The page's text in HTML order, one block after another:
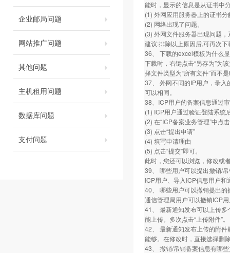
企业邮局问题
网站推广问题
其他问题
主机租用问题
数据库问题
支付问题
能时，显示的信息是从证书中
(1) 外网应用服务器上的证书
(2) 网络出现了问题。
(3) 外网文件服务器出现问题
建议:排除以上原因后,可再次
36、 下载的excel模板为什么
下载时，右键点击“另存为”为
择文件类型为“所有文件”而不
37、 外网不同的IP用户，录
可以相同。
38、ICP用户的备案信息通过
(1) ICP用户通过验证登陆系统
(2) 在“ICP备案业务管理”中点
(3) 点击“提出申请”
(4) 填写申请理由
(5) 点击“提交”即可。
此时，您还可以浏览，修改或
39、 哪些用户可以提出撤销/
ICP用户、导入ICP信息用户
40、 哪些用户可以撤销提出的
通信管理局用户可以撤销ICP
41、 最新通知发布可以上传
能上传。多次点击“上传附件”。
42、 最新通知发布上传的附件
能够。在修改时，直接选择删
43、 撤销/吊销备案信息有哪